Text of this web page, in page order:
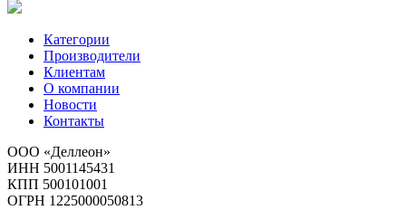
Категории
Производители
Клиентам
О компании
Новости
Контакты
ООО «Деллеон»
ИНН 5001145431
КПП 500101001
ОГРН 1225000050813